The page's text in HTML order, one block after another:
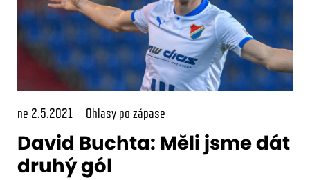
ne 2.5.2021 Ohlasy po zápase
David Buchta: Měli jsme dát
druhý gól